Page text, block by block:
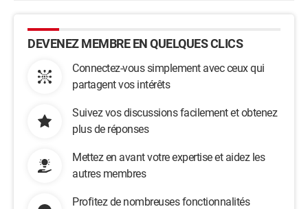
DEVENEZ MEMBRE EN QUELQUES CLICS
Connectez-vous simplement avec ceux qui
partagent vos intérêts
Suivez vos discussions facilement et obtenez
plus de réponses
Mettez en avant votre expertise et aidez les
autres membres
Profitez de nombreuses fonctionnalités